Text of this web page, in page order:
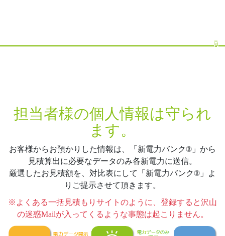
担当者様の個人情報は守られ
ます。
お客様からお預かりした情報は、「新電力バンク®」から
見積算出に必要なデータのみ各新電力に送信。
厳選したお見積額を、対比表にして「新電力バンク®」よ
りご提示させて頂きます。
※よくある一括見積もりサイトのように、登録すると沢山
の迷惑Mailが入ってくるような事態は起こりません。